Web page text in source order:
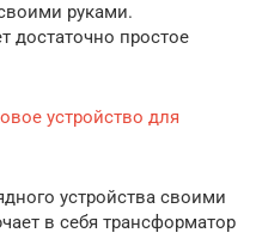
руками.
достаточно простое
устройство для
устройства своими
в себя трансформатор